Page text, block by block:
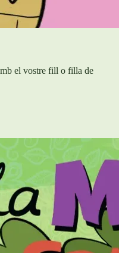
el vostre fill o filla de